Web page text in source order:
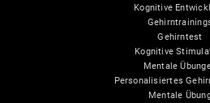
Kognitive
Gehirntest
Kognitive
Mentale
Personalisiertes
Mentale